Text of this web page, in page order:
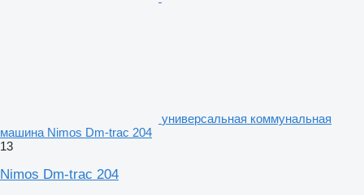
универсальная коммунальная
машина Nimos Dm-trac 204
13
Nimos Dm-trac 204